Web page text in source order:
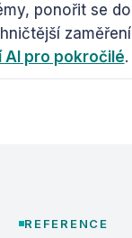
ponořit se
AI pro pokročilé.
REFERENCE